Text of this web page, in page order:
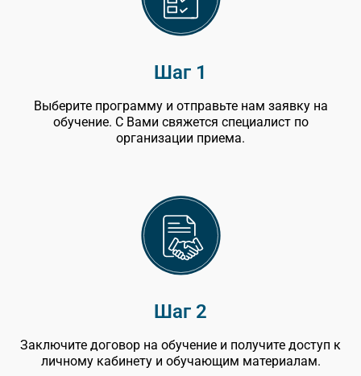
Шаг 1
Выберите программу и отправьте нам заявку на
обучение. С Вами свяжется специалист по
организации приема.
Шаг 2
Заключите договор на обучение и получите доступ к
личному кабинету и обучающим материалам.